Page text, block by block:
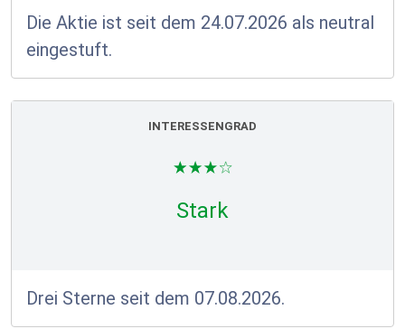
Die Aktie ist seit dem 24.07.2026 als neutral
eingestuft.
INTERESSENGRAD
Stark
Drei Sterne seit dem 07.08.2026.